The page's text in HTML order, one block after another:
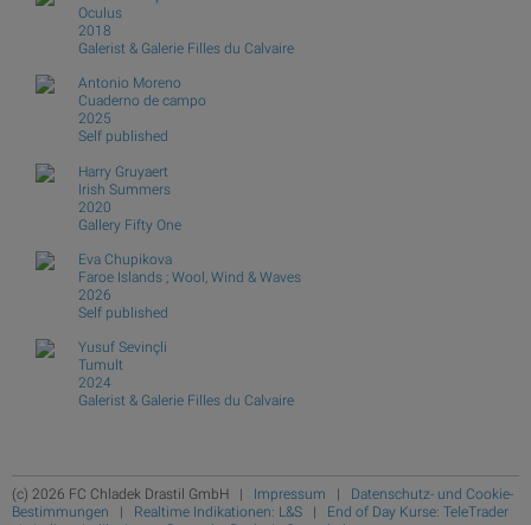
Oculus
2018
Galerist & Galerie Filles du Calvaire
Antonio Moreno
Cuaderno de campo
2025
Self published
Harry Gruyaert
Irish Summers
2020
Gallery Fifty One
Eva Chupikova
Faroe Islands ; Wool, Wind & Waves
2026
Self published
Yusuf Sevinçli
Tumult
2024
Galerist & Galerie Filles du Calvaire
(c) 2026 FC Chladek Drastil GmbH | Impressum | Datenschutz- und Cookie-
Bestimmungen | Realtime Indikationen: L&S | End of Day Kurse: TeleTrader